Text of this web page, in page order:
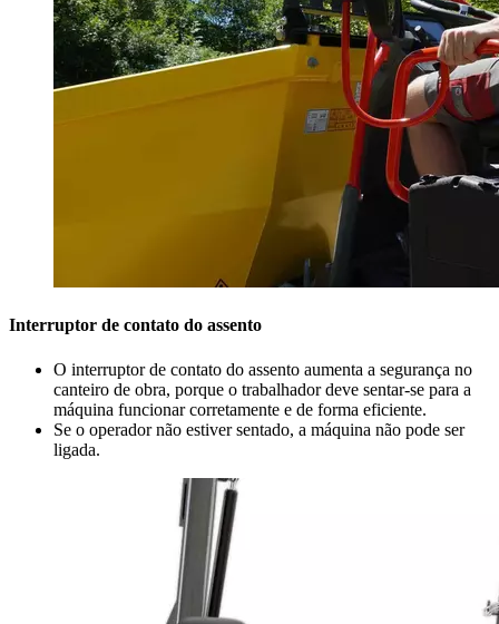
Interruptor de contato do assento
O interruptor de contato do assento aumenta a segurança no
canteiro de obra, porque o trabalhador deve sentar-se para a
máquina funcionar corretamente e de forma eficiente.
Se o operador não estiver sentado, a máquina não pode ser
ligada.